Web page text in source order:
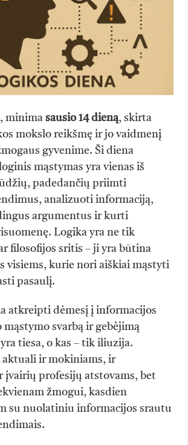
, minimasausio 14 dieną, skirta
mokslo reikšmę ir jo vaidmenį
gyvenime. Ši diena
mąstymas yra vienas iš
padedančių priimti
analizuoti informaciją,
argumentus ir kurti
Logika yra ne tik
filosofijos sritis – ji yra būtina
visiems, kurie nori aiškiai mąstyti
pasaulį.
atkreipti dėmesį į informacijos
svarbą ir gebėjimą
tiesa, o kas – tik iliuzija.
aktuali ir mokiniams, ir
įvairių profesijų atstovams, bet
žmogui, kasdien
su nuolatiniu informacijos srautu